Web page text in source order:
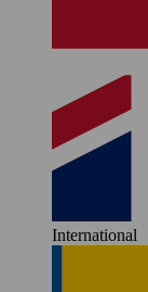
International